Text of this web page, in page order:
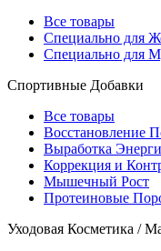
Все товары
Специально для
Специально для
Спортивные Добавки
Все товары
Восстановление
Выработка
Коррекция и
Мышечный Рост
Протеиновые
Уходовая Косметика /